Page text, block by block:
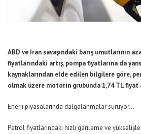
ABD ve İran savaşındaki barış umutlarının
fiyatlarındaki artış, pompa fiyatlarına da
kaynaklarından elde edilen bilgilere göre,
olmak üzere motorin grubunda 1,74 TL fiyat
Enerji piyasalarında dalgalanmalar sürüyor…
Petrol fiyatlarındaki hızlı gerileme ve